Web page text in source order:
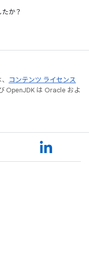
か？
コンテンツ ライセンス
OpenJDK は Oracle およ